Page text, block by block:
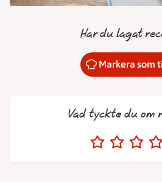
Har du lagat
Markera som
Vad tyckte du om